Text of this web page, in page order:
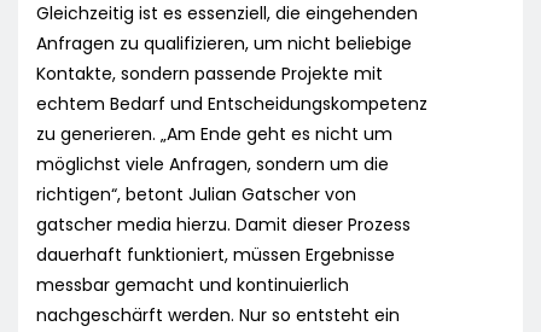
Gleichzeitig ist es essenziell, die eingehenden
Anfragen zu qualifizieren, um nicht beliebige
Kontakte, sondern passende Projekte mit
echtem Bedarf und Entscheidungskompetenz
zu generieren. „Am Ende geht es nicht um
möglichst viele Anfragen, sondern um die
richtigen“, betont Julian Gatscher von
gatscher media hierzu. Damit dieser Prozess
dauerhaft funktioniert, müssen Ergebnisse
messbar gemacht und kontinuierlich
nachgeschärft werden. Nur so entsteht ein